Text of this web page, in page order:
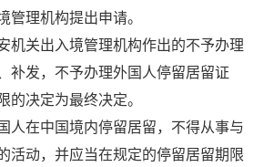
管理机构提出申请。
关出入境管理机构作出的不予办理
补发，不予办理外国人停留居留证
的决定为最终决定。
在中国境内停留居留，不得从事与
活动，并应当在规定的停留居留期限